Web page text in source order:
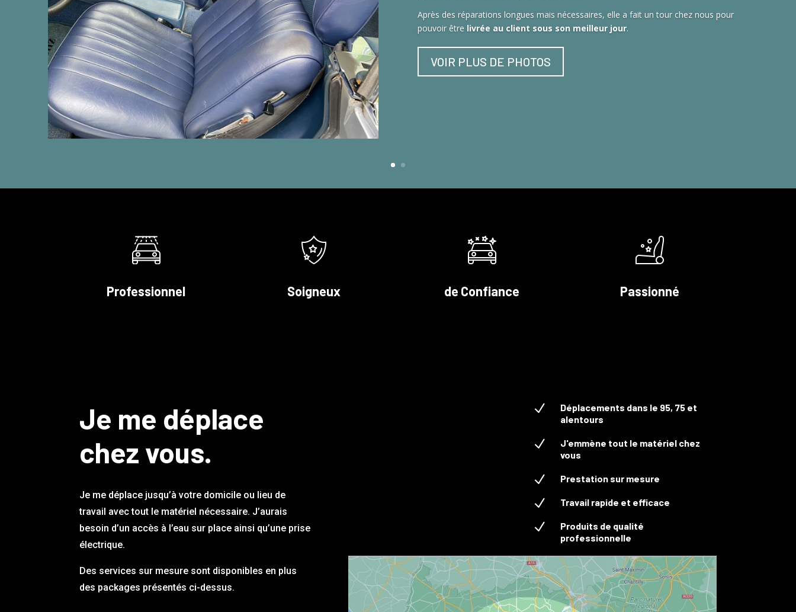
Après des réparations longues mais nécessaires, elle a fait un tour chez nous pour
pouvoir être livrée au client sous son meilleur jour.
VOIR PLUS DE PHOTOS
Professionnel Soigneux de Confiance Passionné
Je me déplace
chez vous.
Je me déplace jusqu’à votre domicile ou lieu de
travail avec tout le matériel nécessaire. J’aurais
besoin d’un accès à l’eau sur place ainsi qu’une prise
électrique.
Des services sur mesure sont disponibles en plus
des packages présentés ci-dessus.
N
Déplacements dans le 95, 75 et
alentours
N
J'emmène tout le matériel chez
vous
N Prestation sur mesure
N Travail rapide et efficace
N
Produits de qualité
professionnelle